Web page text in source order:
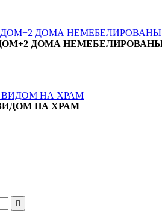
ДОМА
НА ХРАМ
